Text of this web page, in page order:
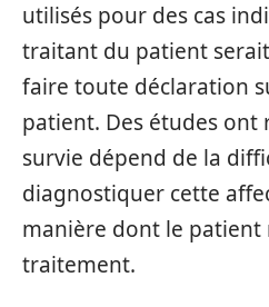
utilisés pour des cas
traitant du patient
faire toute déclaration
patient. Des études ont
survie dépend de la
diagnostiquer cette
manière dont le patient
traitement.